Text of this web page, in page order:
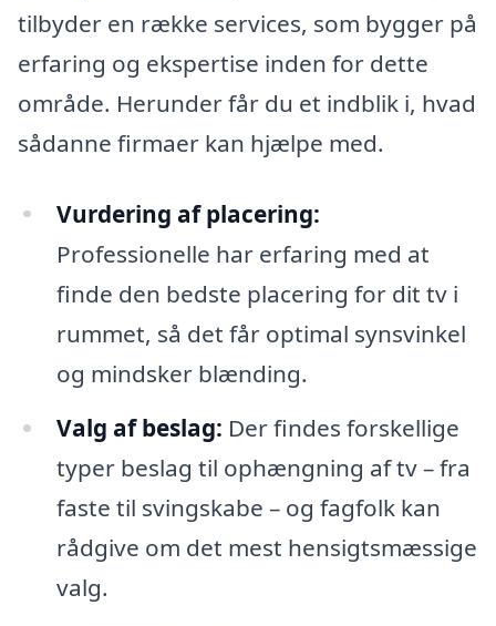
tilbyder en række services, som bygger på
erfaring og ekspertise inden for dette
område. Herunder får du et indblik i, hvad
sådanne firmaer kan hjælpe med.
Vurdering af placering:
Professionelle har erfaring med at
finde den bedste placering for dit tv i
rummet, så det får optimal synsvinkel
og mindsker blænding.
Valg af beslag: Der findes forskellige
typer beslag til ophængning af tv – fra
faste til svingskabe – og fagfolk kan
rådgive om det mest hensigtsmæssige
valg.